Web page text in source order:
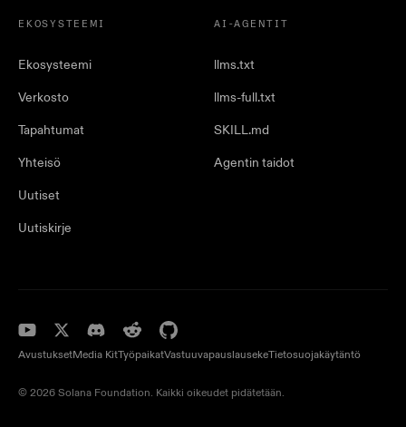
EKOSYSTEEMI
Ekosysteemi
Verkosto
Tapahtumat
Yhteisö
Uutiset
Uutiskirje
AI-AGENTIT
llms.txt
llms-full.txt
SKILL.md
Agentin taidot
AvustuksetMedia KitTyöpaikatVastuuvapauslausekeTietosuojakäytäntö
© 2026 Solana Foundation. Kaikki oikeudet pidätetään.